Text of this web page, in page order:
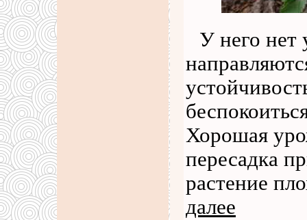
У него нет
Хорошая
пересадка
растение
далее